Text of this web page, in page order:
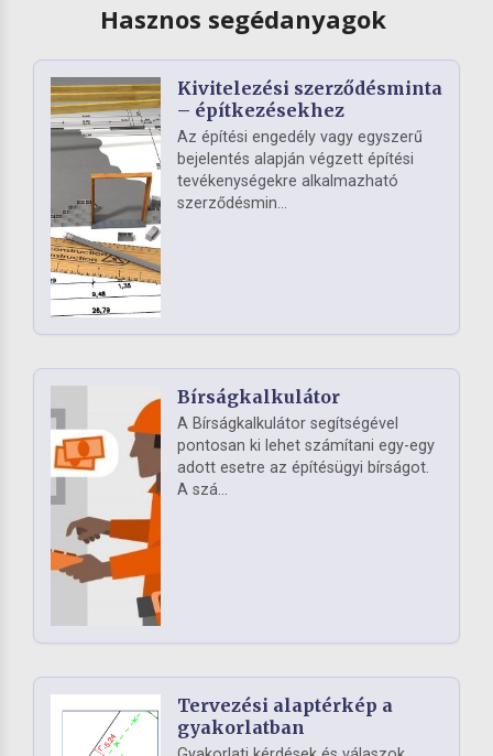
Hasznos segédanyagok
Kivitelezési szerződésminta
– építkezésekhez
Az építési engedély vagy egyszerű
bejelentés alapján végzett építési
tevékenységekre alkalmazható
szerződésmin...
Bírságkalkulátor
A Bírságkalkulátor segítségével
pontosan ki lehet számítani egy-egy
adott esetre az építésügyi bírságot.
A szá...
Tervezési alaptérkép a
gyakorlatban